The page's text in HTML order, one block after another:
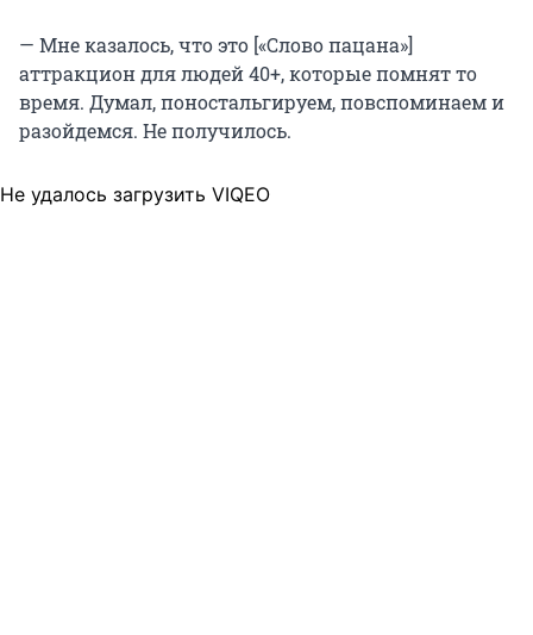
— Мне казалось, что это [«Слово пацана»]
аттракцион для людей 40+, которые помнят то
время. Думал, поностальгируем, повспоминаем и
разойдемся. Не получилось.
Не удалось загрузить VIQEO